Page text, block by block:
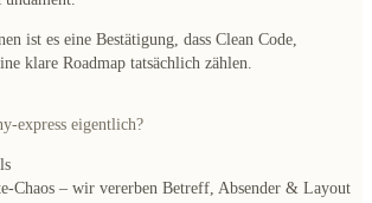
ist es eine Bestätigung, dass Clean Code,
klare Roadmap tatsächlich zählen.
express eigentlich?
Chaos – wir vererben Betreff, Absender & Layout